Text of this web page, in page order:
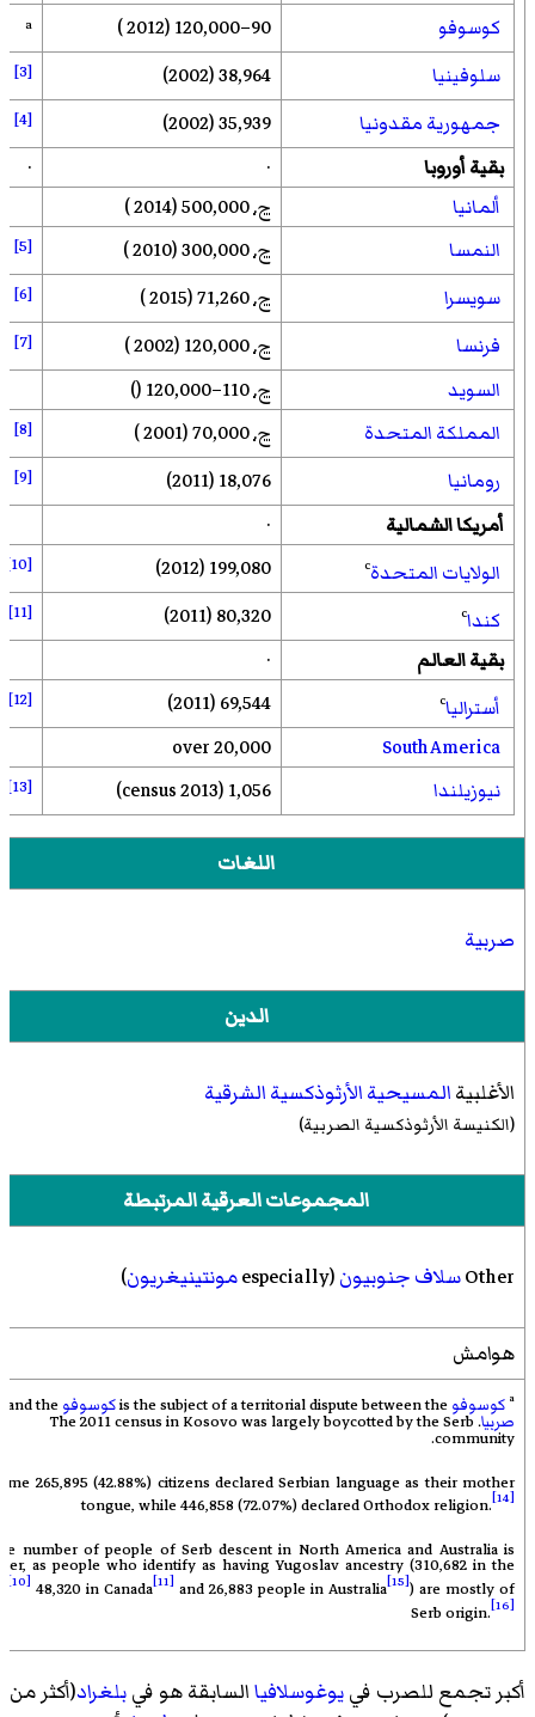
كوسوفو 90–120,000 (2012 )
a
سلوفينيا 38,964 (2002)
[3]
جمهورية مقدونيا 35,939 (2002)
[4]
بقية أوروبا ·
·
ألمانيا
ح.
النمسا
ح. [5]
سويسرا ح. [6]
فرنسا ح. [7]
السويد ح.
المملكة المتحدة
ح. [8]
رومانيا 18,076 (2011)
[9]
أمريكا الشمالية
·
الولايات المتحدةc
199,080 (2012)
[10]
كنداc
80,320 (2011)
[11]
بقية العالم
·
أسترالياc
69,544 (2011)
[12]
South America
over 20,000
نيوزيلندا
1,056 (2013 census)
[13]
اللغات
صربية
الدين
الأغلبيةالمسيحية الأرثوذكسية الشرقية
(الكنيسة الأرثوذكسية الصربية)
المجموعات العرقية المرتبطة
Otherسلاف جنوبيون(especially مونتينيغريون)
هوامش
a كوسوفو كوسوفو
صربيا. The
2011 census in Kosovo was largely boycotted by the Serb
community.
265,895 (42.88%) citizens declared Serbian language as their mother
tongue, while 446,858 (72.07%) declared Orthodox religion.[14]
number of people of Serb descent in North America and Australia is
as people who identify as having Yugoslav ancestry (310,682 in the
[10] 48,320 in Canada[11] and 26,883 people in Australia[15]) are mostly of
Serb origin.[16]
أكبر تجمع للصرب فييوغوسلافياالسابقة هو فيبلغراد(أكثر من